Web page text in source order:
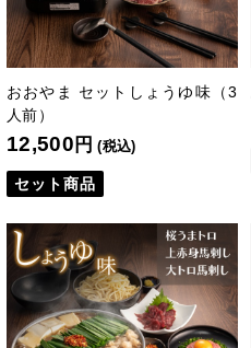
おおやま セットしょうゆ味（3
人前）
12,500 円 (税込)
セット商品